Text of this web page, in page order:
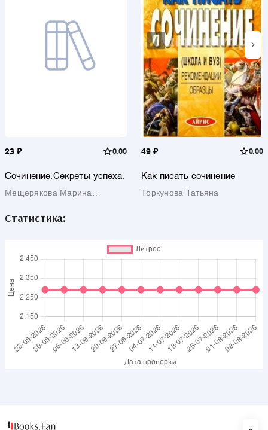
23 ₽ 0.00
Сочинение.Секреты успеха.
Мещерякова Марина
49 ₽ 0.00
Как писать сочинение
Торкунова Татьяна
Статистика: